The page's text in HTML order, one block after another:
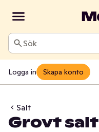
Sök
Logga in Skapa konto
Salt
Grovt salt